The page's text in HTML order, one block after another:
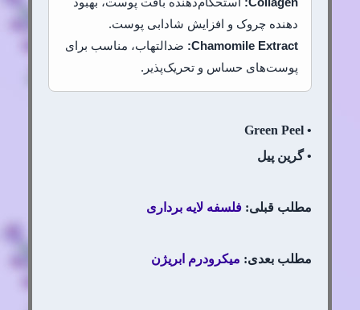
دهنده چروک و افزایش شادابی پوست.
Chamomile Extract: ضدالتهاب، مناسب برای
پوست‌های حساس و تحریک‌پذیر.
• Green Peel
• گرین پیل
مطلب قبلی: فلسفه لایه برداری
مطلب بعدی: میکرودرم ابریژن